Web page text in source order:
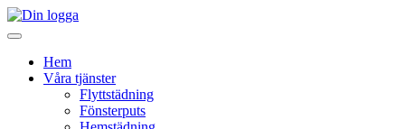
Hem
Våra tjänster
Flyttstädning
Fönsterputs